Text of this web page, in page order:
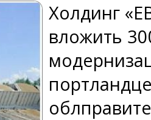
Холдинг
вложить